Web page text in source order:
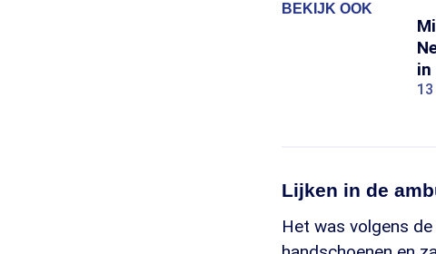
BEKIJK OOK
Lijken in de
Het was volgens